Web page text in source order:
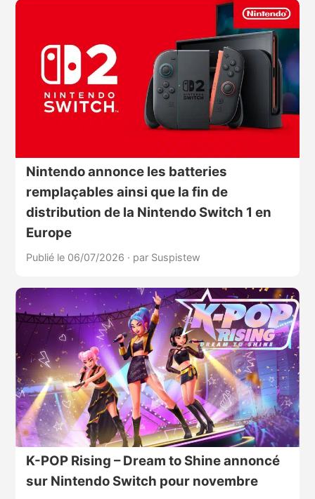
Nintendo annonce les batteries
remplaçables ainsi que la fin de
distribution de la Nintendo Switch 1 en
Europe
Publié le 06/07/2026 · par Suspistew
K-POP Rising – Dream to Shine annoncé
sur Nintendo Switch pour novembre